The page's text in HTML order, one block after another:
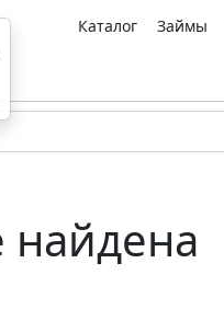
Каталог Займы
найдена